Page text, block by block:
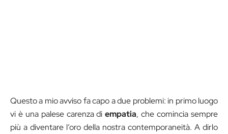
Questo a mio avviso fa capo a due problemi: in primo luogo
vi è una palese carenza diempatia, che comincia sempre
più a diventare l’oro della nostra contemporaneità. A dirlo